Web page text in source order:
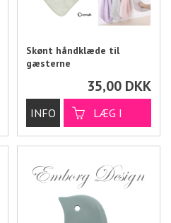
Skønt håndklæde til
gæsterne
35,00 DKK